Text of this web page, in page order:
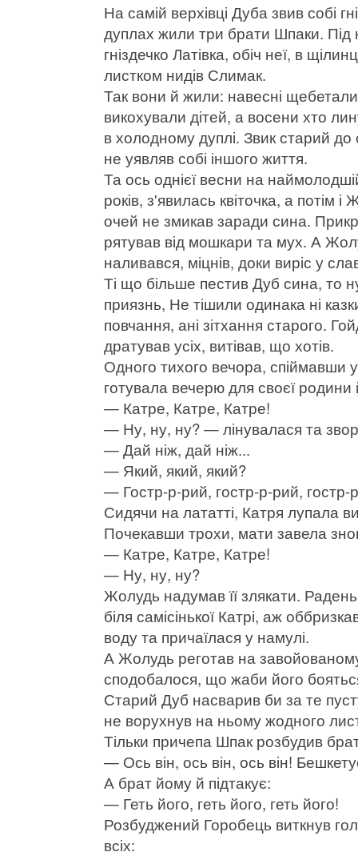
На самій верхівці Дуба звив собі
дуплах жили три брати Шпаки. Під
гніздечко Латівка, обіч неї, в
листком нидів Слимак.
Так вони й жили: навесні
викохували дітей, а восени хто
в холодному дуплі. Звик старий
не уявляв собі іншого життя.
Та ось однієї весни на
років, з'явилась квіточка, а потім
очей не змикав заради сина.
рятував від мошкари та мух. А
наливався, міцнів, доки виріс у
Ті що більше пестив Дуб сина, то
приязнь, Не тішили одинака ні
повчання, ані зітхання старого.
дратував усіх, витівав, що хотів.
Одного тихого вечора,
готувала вечерю для своєї родини
— Катре, Катре, Катре!
— Ну, ну, ну? — лінувалася та
— Дай ніж, дай ніж...
— Який, який, який?
— Гостр-р-рий, гостр-р-рий, гостр-
Сидячи на лататті, Катря лупала
Почекавши трохи, мати завела
— Катре, Катре, Катре!
— Ну, ну, ну?
Жолудь надумав її злякати.
біля самісінької Катрі, аж
воду та причаїлася у намулі.
А Жолудь реготав на
сподобалося, що жаби його
Старий Дуб насварив би за те
не ворухнув на ньому жодного
Тільки причепа Шпак розбудив
— Ось він, ось він, ось він!
А брат йому й підтакує:
— Геть його, геть його, геть його!
Розбуджений Горобець виткнув
всіх: